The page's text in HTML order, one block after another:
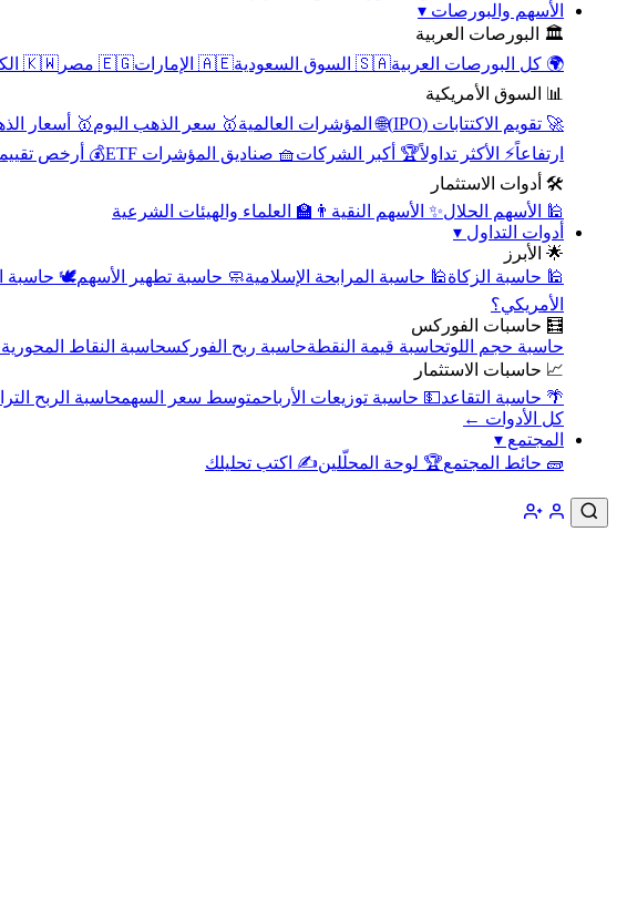
الأسهم والبورصات ▾
🏛️ البورصات العربية
🌍 كل البورصات العربية🇸🇦 السوق السعودية 🇦🇪 الإمارات 🇪🇬 مصر 🇰🇼 الكويت
📊 السوق الأمريكية
🚀 تقويم الاكتتابات (IPO)
🌐 المؤشرات العالمية🥇 سعر الذهب اليوم🥇 أسعار
ارتفاعاً⚡ الأكثر تداولاً🏆 أكبر الشركات🧺 صناديق المؤشرات ETF 💰 أرخص
🛠️ أدوات الاستثمار
🕌 الأسهم الحلال✨ الأسهم النقية 👨‍🏫 العلماء والهيئات الشرعية
أدوات التداول ▾
🌟 الأبرز
🕌 حاسبة الزكاة🕌 حاسبة المرابحة الإسلامية🧼 حاسبة تطهير الأسهم🕊️ حاسبة
الأمريكي؟
🧮 حاسبات الفوركس
حاسبة حجم اللوتحاسبة قيمة النقطةحاسبة ربح الفوركسحاسبة النقاط المحورية
📈 حاسبات الاستثمار
🌴 حاسبة التقاعد💵 حاسبة توزيعات الأرباحمتوسط سعر السهمحاسبة الربح
كل الأدوات ←
المجتمع ▾
🧱 حائط المجتمع🏆 لوحة المحلّلين✍️ اكتب تحليلك